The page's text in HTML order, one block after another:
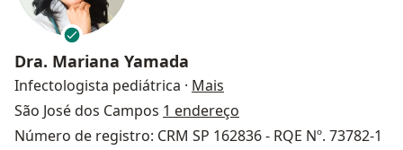
Dra. Mariana Yamada
Infectologista pediátrica · Mais
São José dos Campos 1 endereço
Número de registro: CRM SP 162836 - RQE Nº. 73782-1